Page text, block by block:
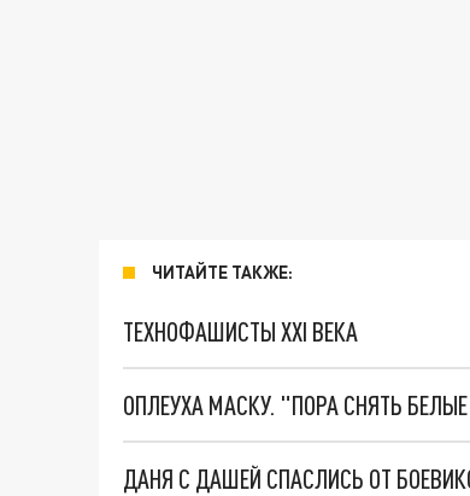
ЧИТАЙТЕ ТАКЖЕ:
ТЕХНОФАШИСТЫ XXI ВЕКА
ОПЛЕУХА МАСКУ. "ПОРА СНЯТЬ
ДАНЯ С ДАШЕЙ СПАСЛИСЬ ОТ